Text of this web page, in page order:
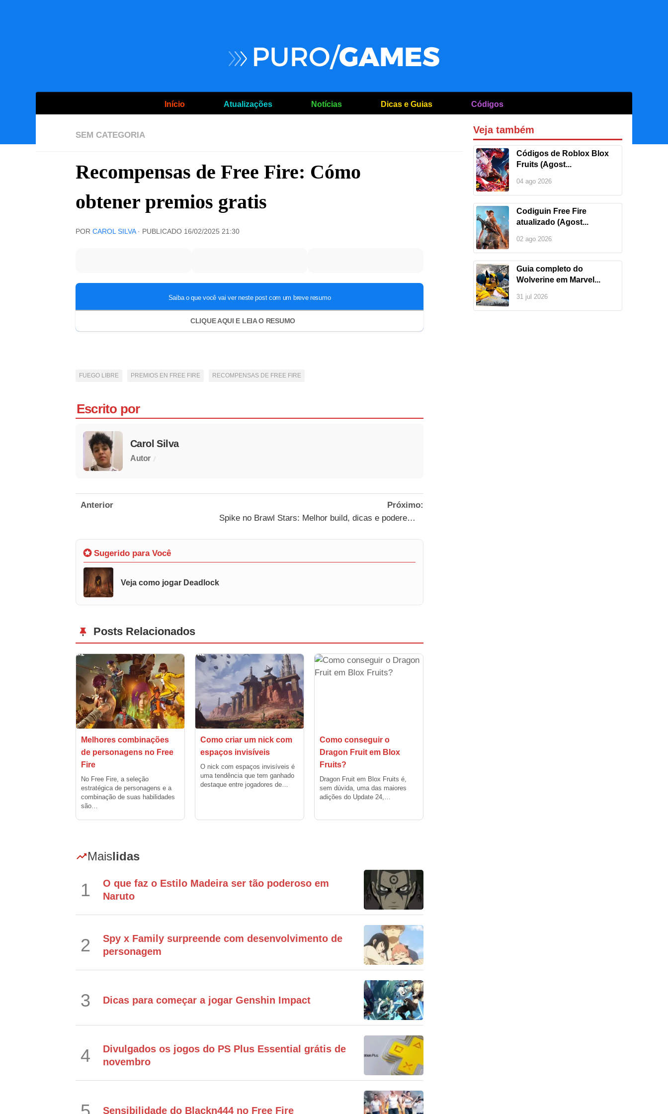
Início Atualizações Notícias Dicas e Guias Códigos
SEM CATEGORIA
Recompensas de Free Fire: Cómo
obtener premios gratis
POR CAROL SILVA · PUBLICADO 16/02/2025 21:30
FUEGO LIBRE PREMIOS EN FREE FIRE RECOMPENSAS DE FREE FIRE
Escrito por
Carol Silva
Autor /
Anterior
Próximo:
Spike no Brawl Stars: Melhor build, dicas e poderes estelares
Sugerido para Você
Veja como jogar Deadlock
Posts Relacionados
Melhores combinações
de personagens no Free
Fire
​No Free Fire, a seleção
estratégica de personagens e a
combinação de suas habilidades
são…
Como criar um nick com
espaços invisíveis
O nick com espaços invisíveis é
uma tendência que tem ganhado
destaque entre jogadores de…
Como conseguir o
Dragon Fruit em Blox
Fruits?
Dragon Fruit em Blox Fruits é,
sem dúvida, uma das maiores
adições do Update 24,…
Maislidas
1
O que faz o Estilo Madeira ser tão poderoso em
Naruto
2
Spy x Family surpreende com desenvolvimento de
personagem
3 Dicas para começar a jogar Genshin Impact
4
Divulgados os jogos do PS Plus Essential grátis de
novembro
Sensibilidade do Blackn444 no Free Fire
Veja também
Códigos de Roblox Blox
Fruits (Agost...
04 ago 2026
Codiguin Free Fire
atualizado (Agost...
02 ago 2026
Guia completo do
Wolverine em Marvel...
31 jul 2026